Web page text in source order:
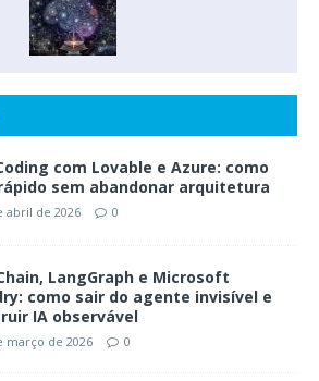
com Lovable e Azure: como
sem abandonar arquitetura
abril de 2026 0
LangGraph e Microsoft
como sair do agente invisível e
IA observável
março de 2026 0